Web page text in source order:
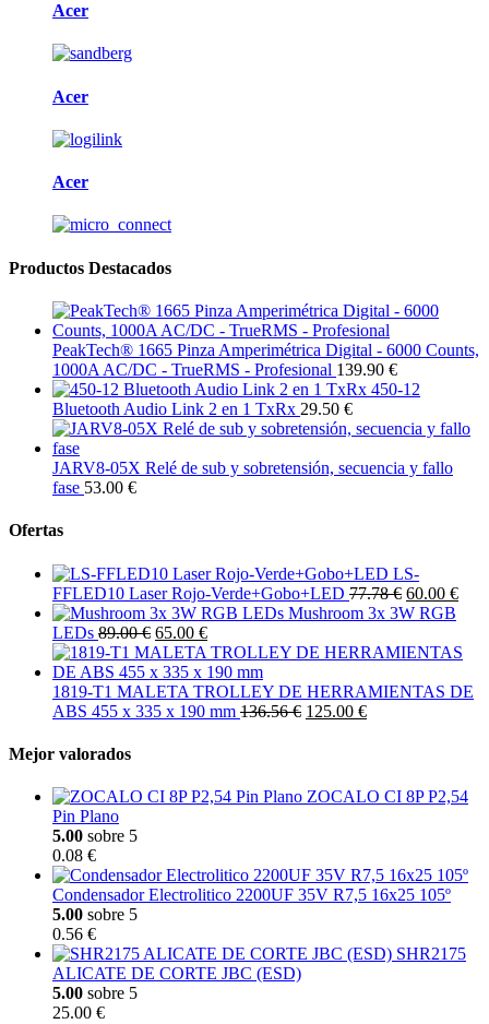
Acer
Acer
Acer
Productos Destacados
PeakTech® 1665 Pinza Amperimétrica Digital - 6000 Counts,
1000A AC/DC - TrueRMS - Profesional 139.90 €
450-12
Bluetooth Audio Link 2 en 1 TxRx 29.50 €
JARV8-05X Relé de sub y sobretensión, secuencia y fallo
fase 53.00 €
Ofertas
LS-
FFLED10 Laser Rojo-Verde+Gobo+LED 77.78 € 60.00 €
Mushroom 3x 3W RGB
LEDs 89.00 € 65.00 €
1819-T1 MALETA TROLLEY DE HERRAMIENTAS DE
ABS 455 x 335 x 190 mm 136.56 € 125.00 €
Mejor valorados
ZOCALO CI 8P P2,54
Pin Plano
5.00 sobre 5
0.08 €
Condensador Electrolitico 2200UF 35V R7,5 16x25 105º
5.00 sobre 5
0.56 €
SHR2175
ALICATE DE CORTE JBC (ESD)
5.00 sobre 5
25.00 €